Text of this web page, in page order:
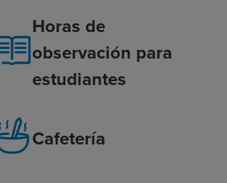
Horas de
observación para
estudiantes
Cafetería